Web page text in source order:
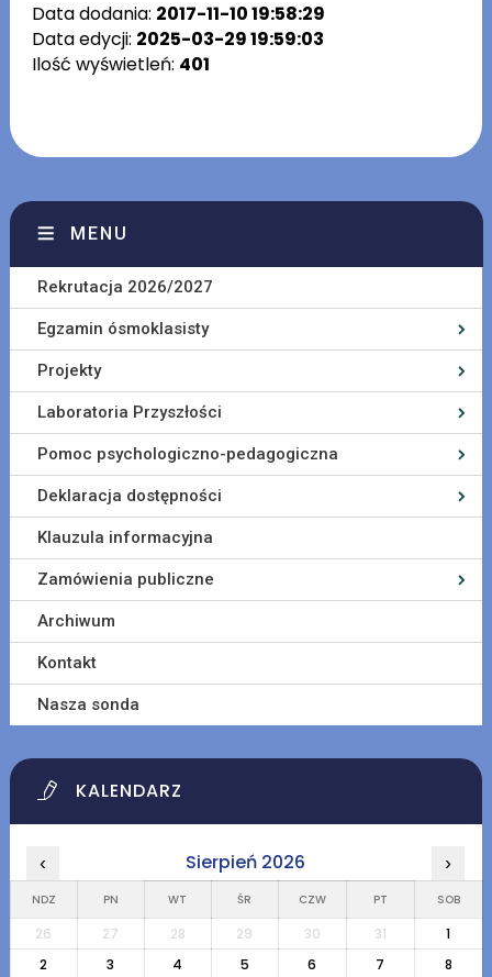
Data dodania: 2017-11-10 19:58:29
Data edycji: 2025-03-29 19:59:03
Ilość wyświetleń: 401
MENU
Rekrutacja 2026/2027
Egzamin ósmoklasisty
Projekty
Laboratoria Przyszłości
Pomoc psychologiczno-pedagogiczna
Deklaracja dostępności
Klauzula informacyjna
Zamówienia publiczne
Archiwum
Kontakt
Nasza sonda
KALENDARZ
‹ Sierpień 2026 ›
NDZ PN WT ŚR CZW PT SOB
26 27 28 29 30 31
1
2
3 4 5 6 7
8